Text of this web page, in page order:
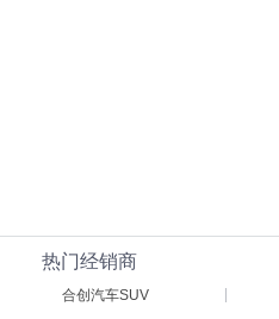
热门经销商
合创汽车SUV